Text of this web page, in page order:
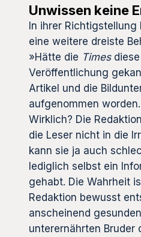
Unwissen keine
In ihrer
eine weitere dreiste
»Hätte die Timesdiese
Veröffentlichung
Artikel und die
aufgenommen
Wirklich? Die
die Leser nicht in die
kann sie ja auch
lediglich selbst ein
gehabt. Die Wahrheit
Redaktion bewusst
anscheinend
unterernährten Bruder